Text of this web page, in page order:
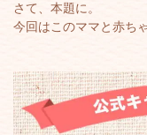
さて、本題に。
今回はこのママと赤ち